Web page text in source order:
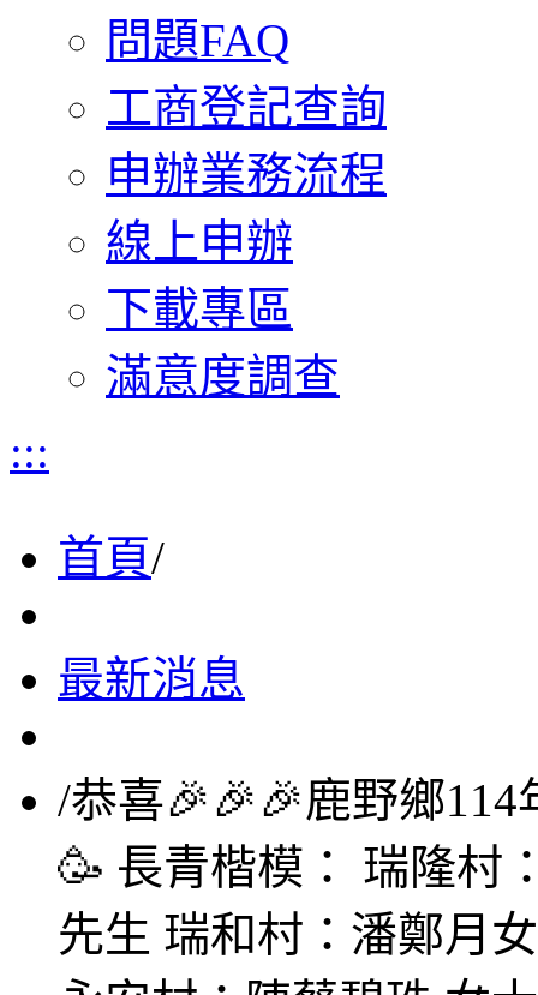
問題FAQ
工商登記查詢
申辦業務流程
線上申辦
下載專區
滿意度調查
:::
首頁/
最新消息
/恭喜🎉🎉🎉鹿野鄉
🥳 長青楷模： 瑞隆村
先生 瑞和村：潘鄭月